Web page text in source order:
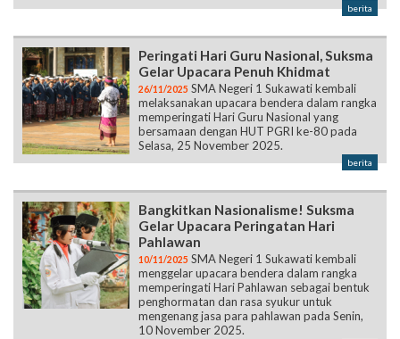
berita
Peringati Hari Guru Nasional, Suksma
Gelar Upacara Penuh Khidmat
26/11/2025 SMA Negeri 1 Sukawati kembali
melaksanakan upacara bendera dalam rangka
memperingati Hari Guru Nasional yang
bersamaan dengan HUT PGRI ke-80 pada
Selasa, 25 November 2025.
berita
Bangkitkan Nasionalisme! Suksma
Gelar Upacara Peringatan Hari
Pahlawan
10/11/2025 SMA Negeri 1 Sukawati kembali
menggelar upacara bendera dalam rangka
memperingati Hari Pahlawan sebagai bentuk
penghormatan dan rasa syukur untuk
mengenang jasa para pahlawan pada Senin,
10 November 2025.